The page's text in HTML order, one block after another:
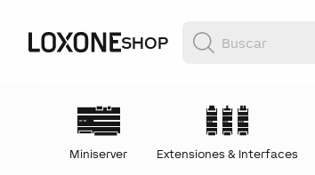
SHOP
Miniserver Extensiones & Interfaces